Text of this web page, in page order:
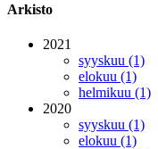
Arkisto
2021
syyskuu (1)
elokuu (1)
helmikuu (1)
2020
syyskuu (1)
elokuu (1)